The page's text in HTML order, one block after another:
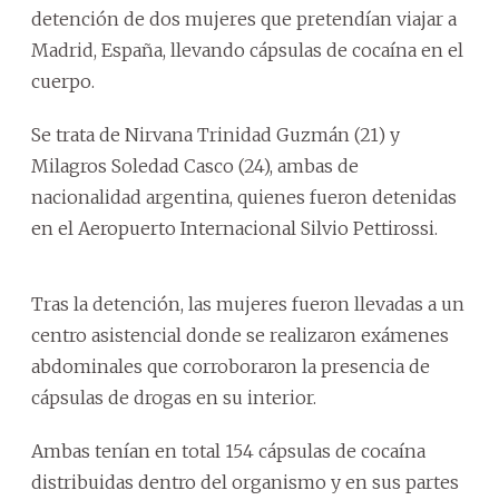
detención de dos mujeres que pretendían viajar a
Madrid, España, llevando cápsulas de cocaína en el
cuerpo.
Se trata de Nirvana Trinidad Guzmán (21) y
Milagros Soledad Casco (24), ambas de
nacionalidad argentina, quienes fueron detenidas
en el Aeropuerto Internacional Silvio Pettirossi.
Tras la detención, las mujeres fueron llevadas a un
centro asistencial donde se realizaron exámenes
abdominales que corroboraron la presencia de
cápsulas de drogas en su interior.
Ambas tenían en total 154 cápsulas de cocaína
distribuidas dentro del organismo y en sus partes